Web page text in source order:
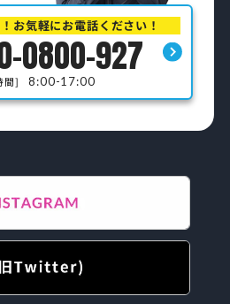
お気軽にお電話ください！
0800-927
間] 8:00-17:00